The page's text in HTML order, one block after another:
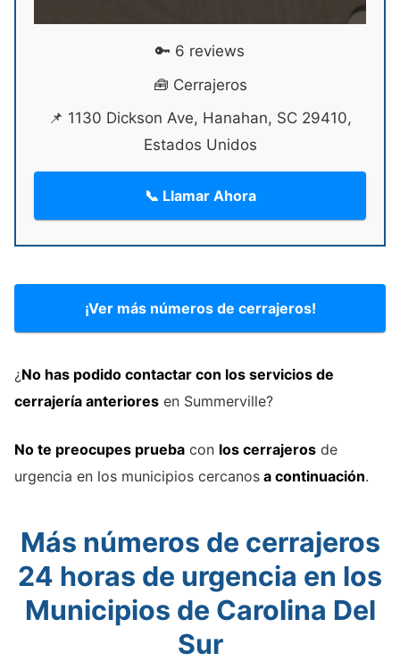
🔑 6 reviews
🧰 Cerrajeros
📌 1130 Dickson Ave, Hanahan, SC 29410,
Estados Unidos
📞 Llamar Ahora
¡Ver más números de cerrajeros!
¿No has podido contactar con los servicios de
cerrajería anteriores en Summerville?
No te preocupes prueba con los cerrajeros de
urgencia en los municipios cercanos a continuación.
Más números de cerrajeros
24 horas de urgencia en los
Municipios de Carolina Del
Sur